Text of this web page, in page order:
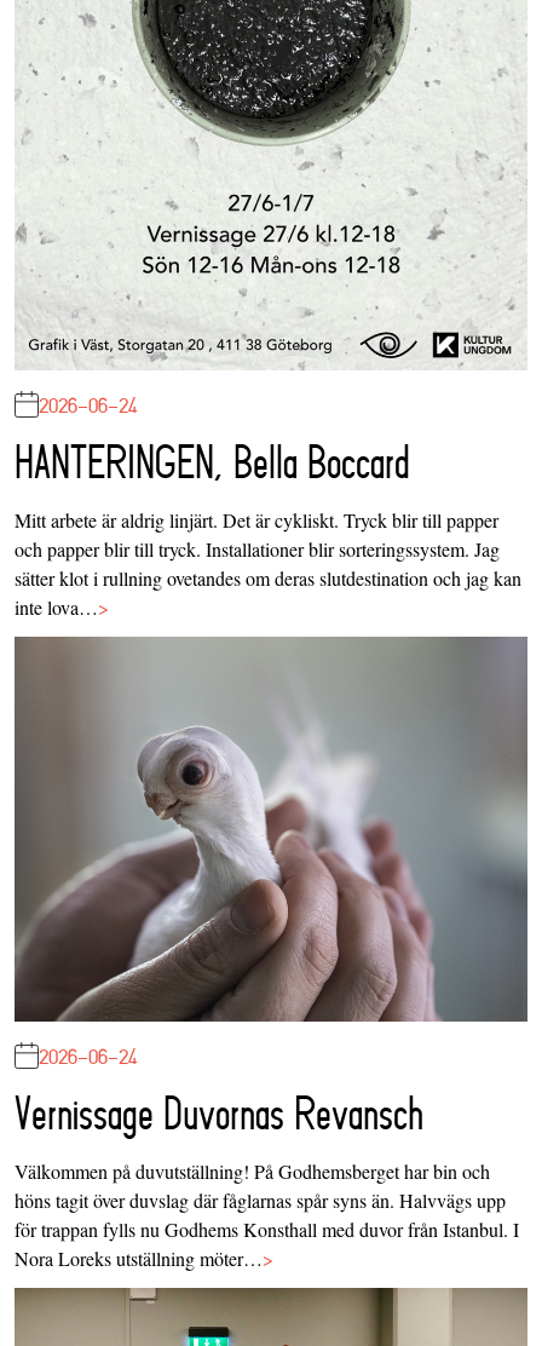
2026-06-24
HANTERINGEN, Bella Boccard
Mitt arbete är aldrig linjärt. Det är cykliskt. Tryck blir till papper
och papper blir till tryck. Installationer blir sorteringssystem. Jag
sätter klot i rullning ovetandes om deras slutdestination och jag kan
inte lova…>
2026-06-24
Vernissage Duvornas Revansch
Välkommen på duvutställning! På Godhemsberget har bin och
höns tagit över duvslag där fåglarnas spår syns än. Halvvägs upp
för trappan fylls nu Godhems Konsthall med duvor från Istanbul. I
Nora Loreks utställning möter…>